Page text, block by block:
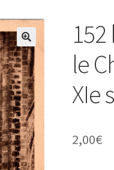
le
XIe
2,00€